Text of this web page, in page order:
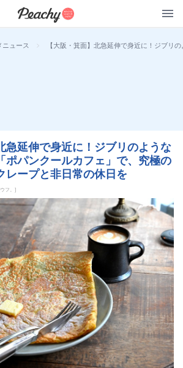
ニュース > 【大阪・箕面】北急延伸で身近に！ジブリ
急延伸で身近に！ジブリのような
ポパンクールカフェ」で、究極の
レープと非日常の休日を
フ。]